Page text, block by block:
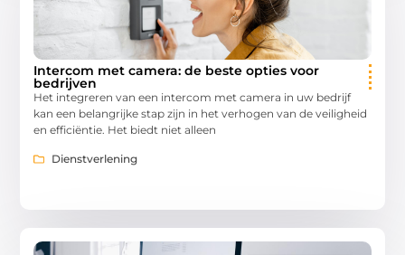
Intercom met camera: de beste opties voor
bedrijven
Het integreren van een intercom met camera in uw bedrijf
kan een belangrijke stap zijn in het verhogen van de veiligheid
en efficiëntie. Het biedt niet alleen
Dienstverlening